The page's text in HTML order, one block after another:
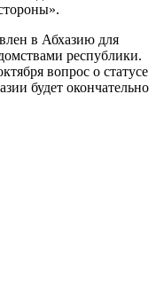
в Абхазию для
республики.
вопрос о статусе
будет окончательно